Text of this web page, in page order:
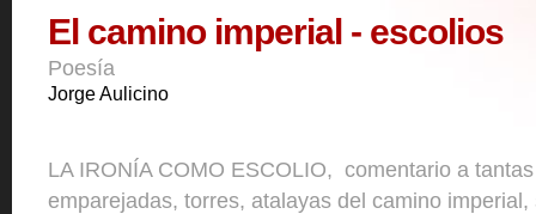
El camino imperial - escolios
Poesía
Jorge Aulicino
LA IRONÍA COMO ESCOLIO, comentario a
emparejadas, torres, atalayas del camino